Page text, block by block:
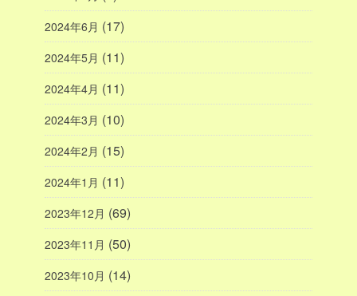
2024年6月 (17)
2024年5月 (11)
2024年4月 (11)
2024年3月 (10)
2024年2月 (15)
2024年1月 (11)
2023年12月 (69)
2023年11月 (50)
2023年10月 (14)